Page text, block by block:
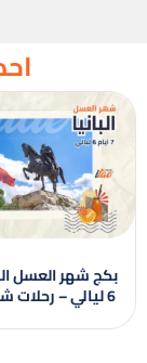
6 ليالي – رحلات شهر العسل